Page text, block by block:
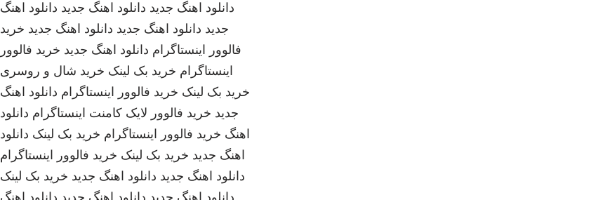
دانلود اهنگ جدید دانلود اهنگ جدید دانلود اهنگ
جدید دانلود اهنگ جدید دانلود اهنگ جدید خرید
فالوور اینستاگرام دانلود اهنگ جدید خرید فالوور
اینستاگرام خرید بک لینک خرید شال و روسری
خرید بک لینک خرید فالوور اینستاگرام دانلود اهنگ
جدید خرید فالوور لایک کامنت اینستاگرام دانلود
اهنگ خرید فالوور اینستاگرام خرید بک لینک دانلود
اهنگ جدید خرید بک لینک خرید فالوور اینستاگرام
دانلود اهنگ جدید دانلود اهنگ جدید خرید بک لینک
دانلود اهنگ جدید دانلود اهنگ جدید دانلود اهنگ